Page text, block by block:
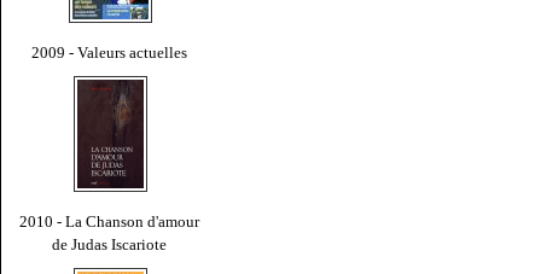
2009 - Valeurs actuelles
2010 - La Chanson d'amour
de Judas Iscariote